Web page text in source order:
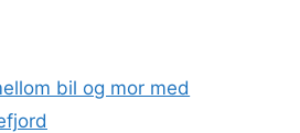
bil og mor med